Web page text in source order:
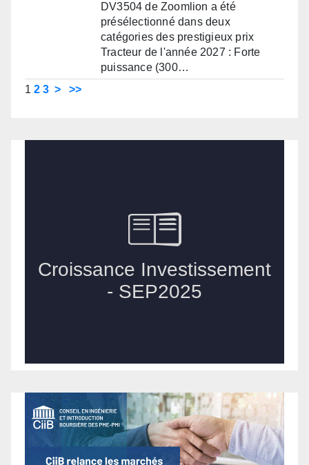
DV3504 de Zoomlion a été
présélectionné dans deux
catégories des prestigieux prix
Tracteur de l'année 2027 : Forte
puissance (300…
1 2 3 > >>